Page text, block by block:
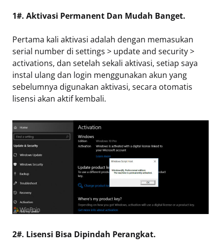
1#. Aktivasi Permanent Dan Mudah Banget.
Pertama kali aktivasi adalah dengan memasukan
serial number di settings > update and security >
activations, dan setelah sekali aktivasi, setiap saya
instal ulang dan login menggunakan akun yang
sebelumnya digunakan aktivasi, secara otomatis
lisensi akan aktif kembali.
2#. Lisensi Bisa Dipindah Perangkat.